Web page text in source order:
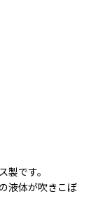
です。
液体が吹きこぼ